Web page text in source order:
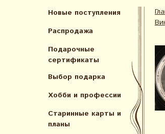
Новые поступления
Распродажа
Подарочные
сертификаты
Выбор подарка
Хобби и профессии
Старинные карты и
планы